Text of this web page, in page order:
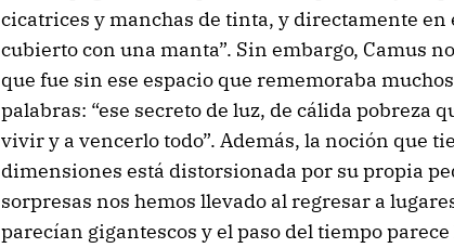
cicatrices y manchas de tinta, y directamente en
cubierto con una manta”. Sin embargo, Camus
que fue sin ese espacio que rememoraba
palabras: “ese secreto de luz, de cálida pobreza
vivir y a vencerlo todo”. Además, la noción que
dimensiones está distorsionada por su propia
sorpresas nos hemos llevado al regresar a
parecían gigantescos y el paso del tiempo